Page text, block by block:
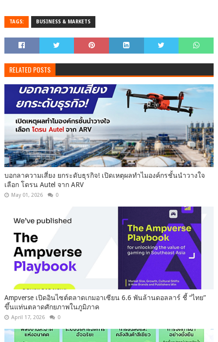
TAGS: BUSINESS & MARKETS
RELATED POSTS
บอกลาความเสี่ยง ยกระดับธุรกิจ! เปิดเหตุผลทำไมองค์กรชั้นนำวางใจ
เลือก โดรน Autel จาก ARV
May 01, 2026 0
Ampverse เปิดอินไซต์ตลาดเกมอาเซียน 6.6 พันล้านดอลลาร์ ชี้ “ไทย”
ขึ้นแท่นตลาดศักยภาพในภูมิภาค
April 17, 2026 0